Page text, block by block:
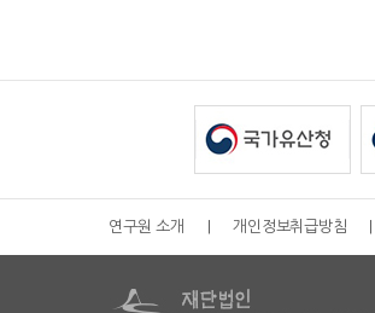
연구원 소개 개인정보취급방침